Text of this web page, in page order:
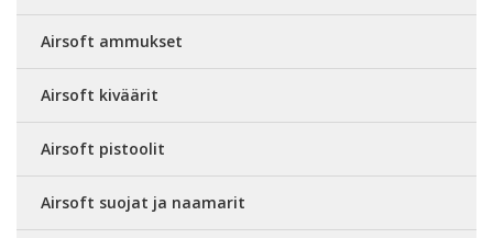
Airsoft ammukset
Airsoft kiväärit
Airsoft pistoolit
Airsoft suojat ja naamarit